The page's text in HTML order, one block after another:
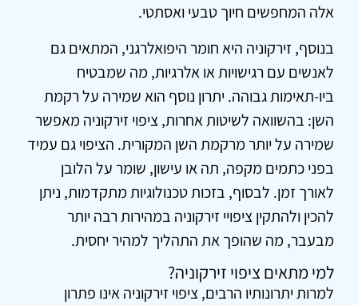
אלה המחפשים חיוך טבעי ואסתטי.
בנוסף, זירקוניה היא חומר היפואלרגני, המתאים גם
לאנשים עם רגישויות או אלרגיות, מה שמבטיח
ביו-תאימות גבוהה. יתרון נוסף הוא שמירה על רקמת
השן: בהשוואה לשיטות אחרות, ציפוי זירקוניה מאפשר
שמירה על יותר מרקמת השן המקורית. הציפוי גם עמיד
בפני כתמים מקפה, תה או עישון, שומר על הלובן
לאורך זמן. לבסוף, בזכות טכנולוגיות מתקדמות, ניתן
להכין ולהתקין ציפויי זירקוניה במהירות רבה יותר
מבעבר, מה שהופך את התהליך למהיר יחסית.
למי מתאים ציפוי זירקוניה?
למרות יתרונותיו הרבים, ציפוי זירקוניה אינו פתרון